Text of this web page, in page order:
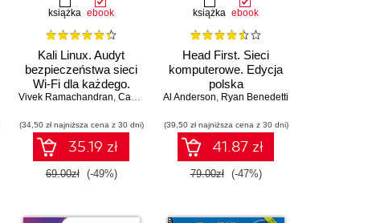
książka ebook
Kali Linux. Audyt
bezpieczeństwa sieci
Wi-Fi dla każdego.
Wydanie II
Vivek Ramachandran, Cameron Buchanan
(34,50 zł najniższa cena z 30 dni)
35.19 zł
69.00zł (-49%)
książka ebook
Head First. Sieci
komputerowe. Edycja
polska
Al Anderson, Ryan Benedetti
(39,50 zł najniższa cena z 30 dni)
41.87 zł
79.00zł (-47%)